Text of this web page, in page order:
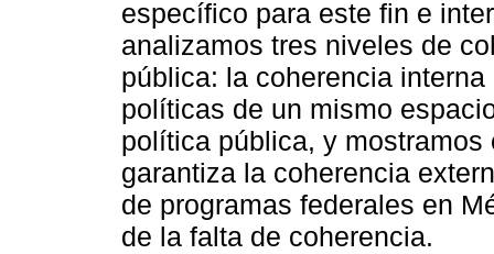
específico para este fin e
analizamos tres niveles de
pública: la coherencia
políticas de un mismo
política pública, y
garantiza la coherencia
de programas federales en
de la falta de coherencia.